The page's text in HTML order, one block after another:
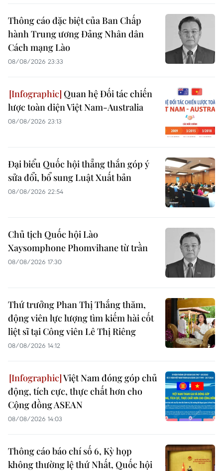
Thông cáo đặc biệt của Ban Chấp
hành Trung ương Đảng Nhân dân
Cách mạng Lào
08/08/2026 23:33
Quan hệ Đối tác chiến
lược toàn diện Việt Nam-Australia
08/08/2026 23:13
Đại biểu Quốc hội thẳng thắn góp ý
sửa đổi, bổ sung Luật Xuất bản
08/08/2026 22:54
Chủ tịch Quốc hội Lào
Xaysomphone Phomvihane từ trần
08/08/2026 17:30
Thứ trưởng Phan Thị Thắng thăm,
động viên lực lượng tìm kiếm hài cốt
liệt sĩ tại Công viên Lê Thị Riêng
08/08/2026 14:12
Việt Nam đóng góp chủ
động, tích cực, thực chất hơn cho
Cộng đồng ASEAN
08/08/2026 14:03
Thông cáo báo chí số 6, Kỳ họp
không thường lệ thứ Nhất, Quốc hội